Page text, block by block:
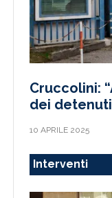
Cruccolini:
dei
10 APRILE 2025
Interventi